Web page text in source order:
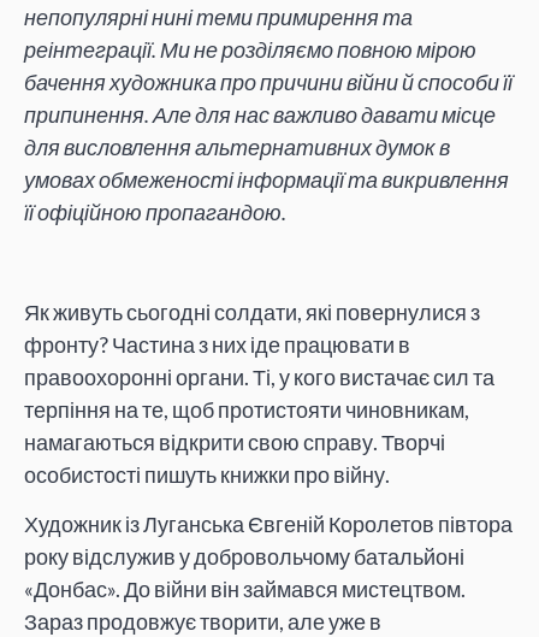
непопулярні нині теми примирення та
реінтеграції. Ми не розділяємо повною мірою
бачення художника про причини війни й способи її
припинення. Але для нас важливо давати місце
для висловлення альтернативних думок в
умовах обмеженості інформації та викривлення
її офіційною пропагандою.
Як живуть сьогодні солдати, які повернулися з
фронту? Частина з них іде працювати в
правоохоронні органи. Ті, у кого вистачає сил та
терпіння на те, щоб протистояти чиновникам,
намагаються відкрити свою справу. Творчі
особистості пишуть книжки про війну.
Художник із Луганська Євгеній Королетов півтора
року відслужив у добровольчому батальйоні
«Донбас». До війни він займався мистецтвом.
Зараз продовжує творити, але уже в